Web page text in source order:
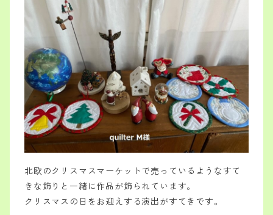
北欧のクリスマスマーケットで売っているようなすて
きな飾りと一緒に作品が飾られています。
クリスマスの日をお迎えする演出がすてきです。